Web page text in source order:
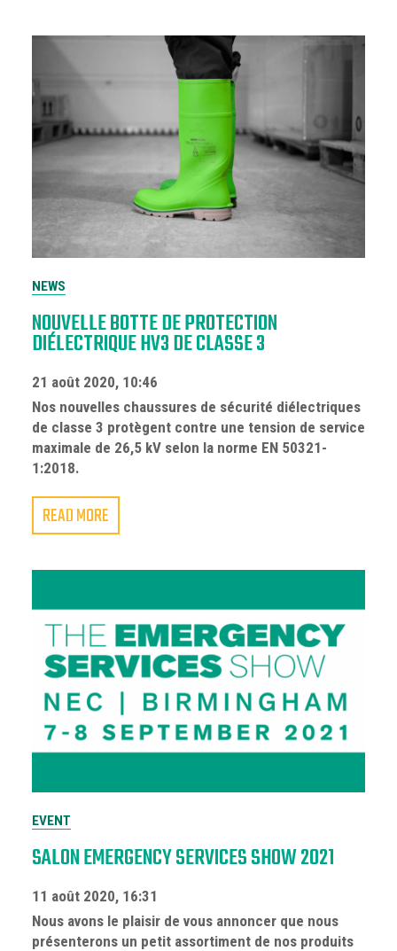
NEWS
NOUVELLE BOTTE DE PROTECTION
DIÉLECTRIQUE HV3 DE CLASSE 3
21 août 2020, 10:46
Nos nouvelles chaussures de sécurité diélectriques
de classe 3 protègent contre une tension de service
maximale de 26,5 kV selon la norme EN 50321-
1:2018.
READ MORE
EVENT
SALON EMERGENCY SERVICES SHOW 2021
11 août 2020, 16:31
Nous avons le plaisir de vous annoncer que nous
présenterons un petit assortiment de nos produits